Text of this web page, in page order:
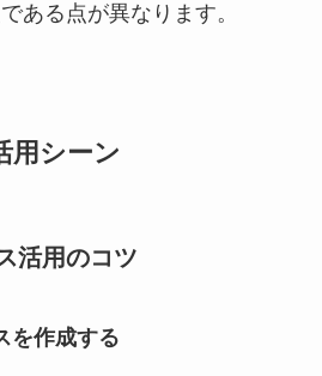
ある点が異なります。
用シーン
活用のコツ
を作成する